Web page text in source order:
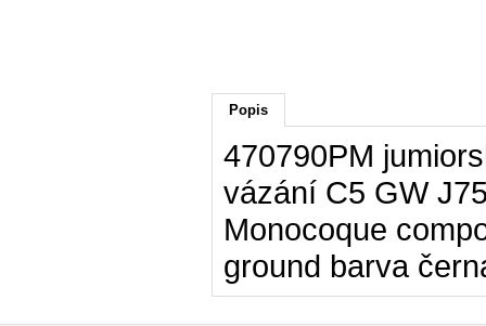
Popis
470790PM
vázání C5 GW
Monocoque
ground barva